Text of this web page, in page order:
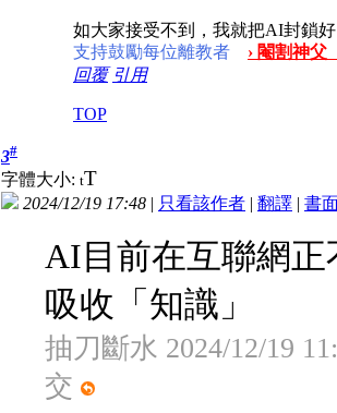
如大家接受不到，我就把AI封鎖
支持鼓勵每位離教者
› 閹割神
回覆 引用
TOP
3#
字體大小: tT
2024/12/19 17:48 | 只看該作者 | 翻譯 | 書
AI目前在互聯網正
吸收「知識」
抽刀斷水 2024/12/19
交